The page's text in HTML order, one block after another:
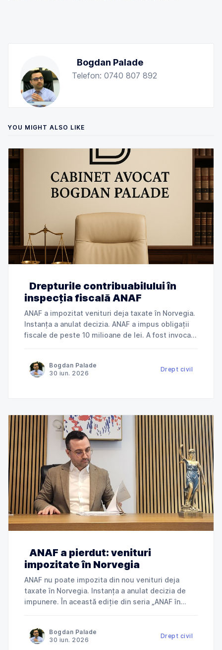
Bogdan Palade
Telefon: 0740 807 892
YOU MIGHT ALSO LIKE
Drepturile contribuabilului în
inspecția fiscală ANAF
ANAF a impozitat venituri deja taxate în Norvegia.
Instanța a anulat decizia. ANAF a impus obligații
fiscale de peste 10 milioane de lei. A fost invocată
dreptate contribuabilului. Jurisprudență explicată
de Cabinet Avocat Bogdan Palade DIN SERIA
Bogdan Palade
30 iun. 2026
Drept civil
ANAF a pierdut: venituri
impozitate în Norvegia
ANAF nu poate impozita din nou venituri deja
taxate în Norvegia. Instanța a anulat decizia de
impunere. În această ediție din seria „ANAF în
încerca să taxeze în România venituri deja
impozitate în Norvegia și ce
Bogdan Palade
30 iun. 2026
Drept civil